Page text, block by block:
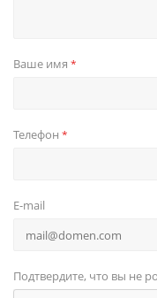
Ваше имя *
Телефон *
E-mail
Подтвердите, что вы не